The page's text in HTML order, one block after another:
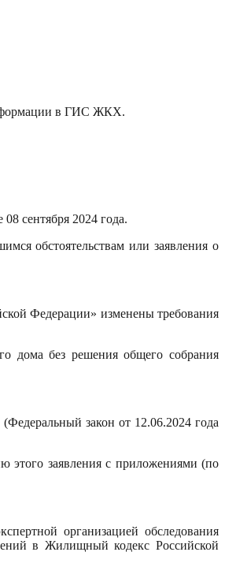
в ГИС ЖКХ.
сентября 2024 года.
обстоятельствам или заявления о
Федерации» изменены требования
дома без решения общего собрания
закон от 12.06.2024 года
этого заявления с приложениями (по
организацией обследования
в Жилищный кодекс Российской